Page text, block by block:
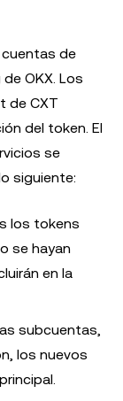
de
OKX. Los
de CXT
del token. El
se
siguiente:
los tokens
se hayan
en la
subcuentas,
los nuevos